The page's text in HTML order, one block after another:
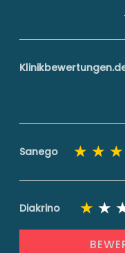
Sanego
Diakrino